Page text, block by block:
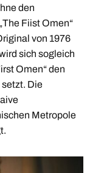
den
Fiist Omen“
von 1976
sich sogleich
Omen“ den
Die
Metropole